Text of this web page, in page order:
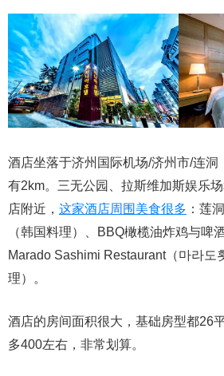
酒店坐落于济州国际机场/济州市/连洞
有2km。三无公园、拉斯维加斯娱乐
店附近， 这家酒店周围美食很多 ：莲
（韩国料理）、BBQ橄榄油炸鸡与啤
Marado Sashimi Restaurant（마라도
理）。
酒店的房间面积很大，基础房型都26
多400左右，非常划算。